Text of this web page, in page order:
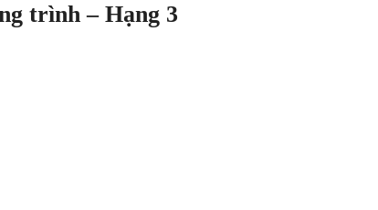
trình – Hạng 3